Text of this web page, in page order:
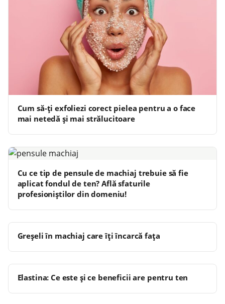
Cum să-ți exfoliezi corect pielea pentru a o face
mai netedă și mai strălucitoare
Cu ce tip de pensule de machiaj trebuie să fie
aplicat fondul de ten? Află sfaturile
profesioniștilor din domeniu!
Greșeli în machiaj care îți încarcă fața
Elastina: Ce este și ce beneficii are pentru ten